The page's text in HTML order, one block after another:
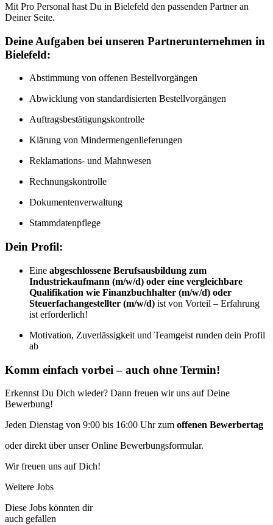
Mit Pro Personal hast Du in Bielefeld den passenden Partner an
Deiner Seite.
Deine Aufgaben bei unseren Partnerunternehmen in
Bielefeld:
Abstimmung von offenen Bestellvorgängen
Abwicklung von standardisierten Bestellvorgängen
Auftragsbestätigungskontrolle
Klärung von Mindermengenlieferungen
Reklamations- und Mahnwesen
Rechnungskontrolle
Dokumentenverwaltung
Stammdatenpflege
Dein Profil:
Eine abgeschlossene Berufsausbildung zum
Industriekaufmann (m/w/d) oder eine vergleichbare
Qualifikation wie Finanzbuchhalter (m/w/d) oder
Steuerfachangestellter (m/w/d) ist von Vorteil – Erfahrung
ist erforderlich!
Motivation, Zuverlässigkeit und Teamgeist runden dein Profil
ab
Komm einfach vorbei – auch ohne Termin!
Erkennst Du Dich wieder? Dann freuen wir uns auf Deine
Bewerbung!
Jeden Dienstag von 9:00 bis 16:00 Uhr zum offenen Bewerbertag
oder direkt über unser Online Bewerbungsformular.
Wir freuen uns auf Dich!
Weitere Jobs
Diese Jobs könnten dir
auch gefallen